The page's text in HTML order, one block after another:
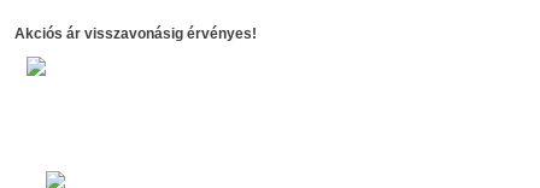
Akciós ár visszavonásig érvényes!